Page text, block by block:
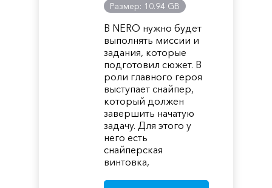
Размер: 10.94 GB
В NERO нужно будет
выполнять миссии и
задания, которые
подготовил сюжет. В
роли главного героя
выступает снайпер,
который должен
завершить начатую
задачу. Для этого у
него есть
снайперская
винтовка,